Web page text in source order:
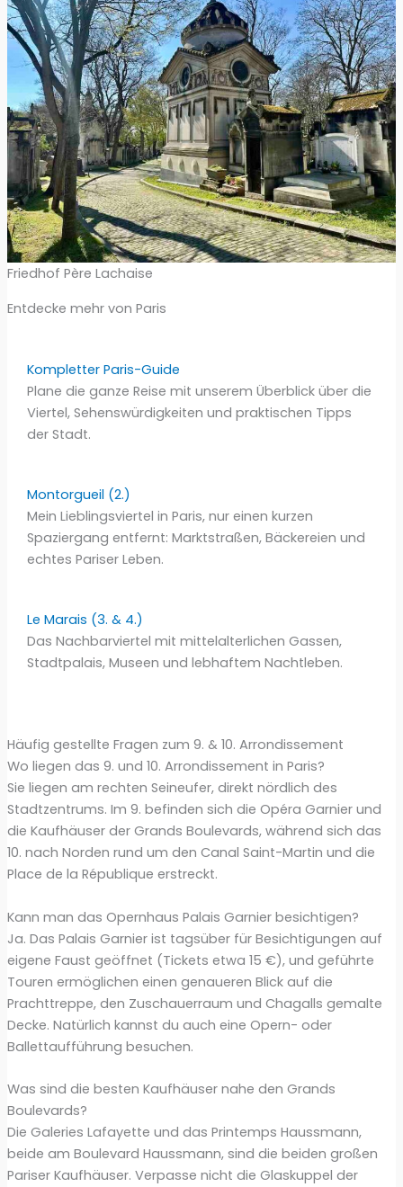
Friedhof Père Lachaise
Entdecke mehr von Paris
Kompletter Paris-Guide
Plane die ganze Reise mit unserem Überblick über die
Viertel, Sehenswürdigkeiten und praktischen Tipps
der Stadt.
Montorgueil (2.)
Mein Lieblingsviertel in Paris, nur einen kurzen
Spaziergang entfernt: Marktstraßen, Bäckereien und
echtes Pariser Leben.
Le Marais (3. & 4.)
Das Nachbarviertel mit mittelalterlichen Gassen,
Stadtpalais, Museen und lebhaftem Nachtleben.
Häufig gestellte Fragen zum 9. & 10. Arrondissement
Wo liegen das 9. und 10. Arrondissement in Paris?
Sie liegen am rechten Seineufer, direkt nördlich des
Stadtzentrums. Im 9. befinden sich die Opéra Garnier und
die Kaufhäuser der Grands Boulevards, während sich das
10. nach Norden rund um den Canal Saint-Martin und die
Place de la République erstreckt.
Kann man das Opernhaus Palais Garnier besichtigen?
Ja. Das Palais Garnier ist tagsüber für Besichtigungen auf
eigene Faust geöffnet (Tickets etwa 15 €), und geführte
Touren ermöglichen einen genaueren Blick auf die
Prachttreppe, den Zuschauerraum und Chagalls gemalte
Decke. Natürlich kannst du auch eine Opern- oder
Ballettaufführung besuchen.
Was sind die besten Kaufhäuser nahe den Grands
Boulevards?
Die Galeries Lafayette und das Printemps Haussmann,
beide am Boulevard Haussmann, sind die beiden großen
Pariser Kaufhäuser. Verpasse nicht die Glaskuppel der